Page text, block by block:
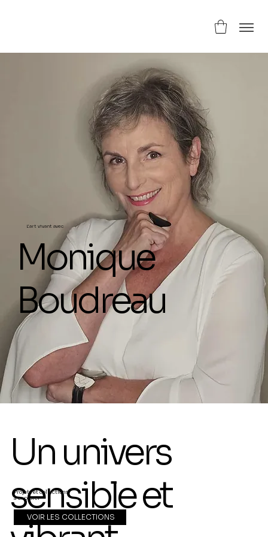
L’art vivant avec
Monique
Boudreau
Un univers
sensible et
Projets et collections
à explorer
VOIR LES COLLECTIONS